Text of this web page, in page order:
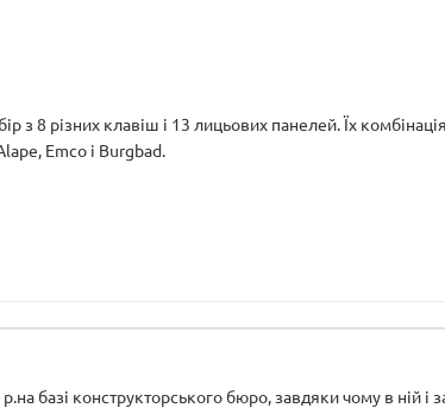
8 різних клавіш і 13 лицьових панелей. Їх
Emco і Burgbad.
базі конструкторського бюро, завдяки чому в ній і